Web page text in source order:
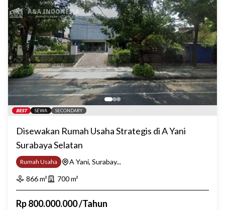
BEST SEWA SECONDARY
Disewakan Rumah Usaha Strategis di A Yani
Surabaya Selatan
Rumah Usaha
A Yani, Surabay...
866m² 700m²
Rp800.000.000/Tahun